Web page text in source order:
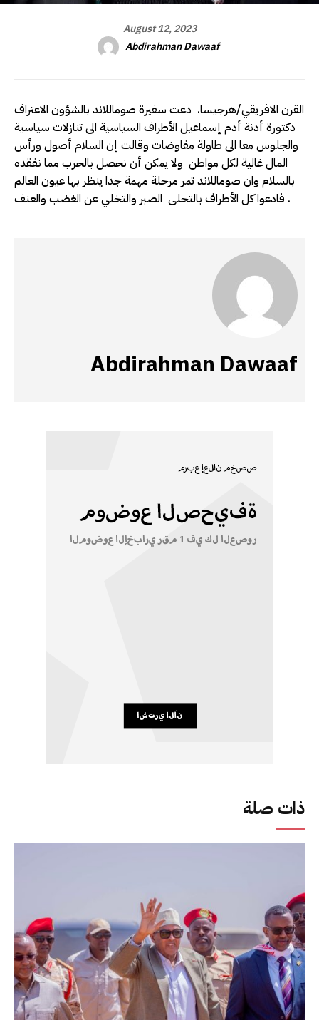
ذات صلة
August 12, 2023
Abdirahman Dawaaf
القرن الافريقي/هرجيسا. دعت سفيرة صوماللاند بالشؤون الاعتراف
دكتورة أدنة أدم إسماعيل الأطراف السياسية الى تنازلات سياسية
والجلوس معا الى طاولة مفاوضات وقالت إن السلام أصول ورأس
المال غالية لكل مواطن ولا يمكن أن نحصل بالحرب مما نفقده
بالسلام وان صوماللاند تمر مرحلة مهمة جدا ينظر بها عيون العالم
فادعوا كل الأطراف بالتحلى الصبر والتخلي عن الغضب والعنف .
Abdirahman Dawaaf